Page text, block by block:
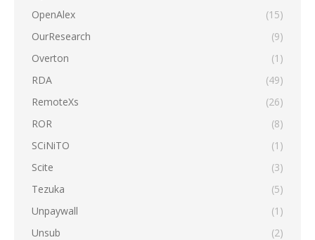
OpenAlex
(15)
OurResearch
(9)
Overton
(1)
RDA
(49)
RemoteXs
(26)
ROR
(8)
SCiNiTO
(1)
Scite
(3)
Tezuka
(5)
Unpaywall
(1)
Unsub
(2)